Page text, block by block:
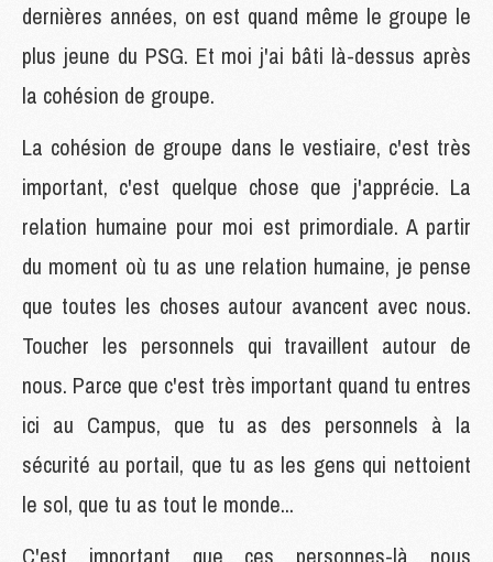
dernières années, on est quand même le groupe le
plus jeune du PSG. Et moi j'ai bâti là-dessus après
la cohésion de groupe.
La cohésion de groupe dans le vestiaire, c'est très
important, c'est quelque chose que j'apprécie. La
relation humaine pour moi est primordiale. A partir
du moment où tu as une relation humaine, je pense
que toutes les choses autour avancent avec nous.
Toucher les personnels qui travaillent autour de
nous. Parce que c'est très important quand tu entres
ici au Campus, que tu as des personnels à la
sécurité au portail, que tu as les gens qui nettoient
le sol, que tu as tout le monde...
C'est important que ces personnes-là nous